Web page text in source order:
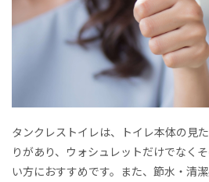
タンクレストイレは、トイレ本体の見
りがあり、ウォシュレットだけでなく
い方におすすめです。また、節水・清